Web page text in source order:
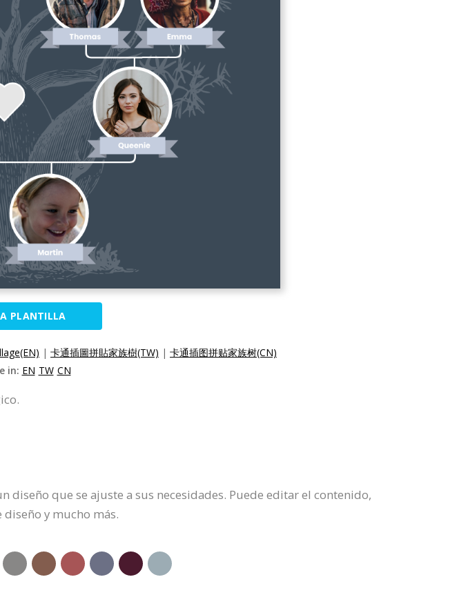
PLANTILLA
| 卡通插圖拼貼家族樹(TW) | 卡通插图拼贴家族树(CN)
in: EN TW CN
que se ajuste a sus necesidades. Puede editar el contenido,
y mucho más.